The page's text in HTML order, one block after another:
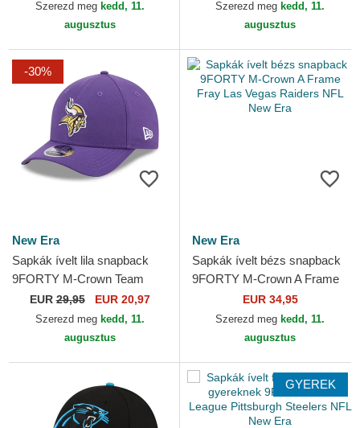
Szerezd meg kedd, 11.
augusztus
Szerezd meg kedd, 11.
augusztus
-30%
New Era
Sapkák ívelt lila snapback
9FORTY M-Crown Team
Minnesota Vikings NFL New
EUR29,95 EUR 20,97
Szerezd meg kedd, 11.
augusztus
New Era
Sapkák ívelt bézs snapback
9FORTY M-Crown A Frame
Fray Las Vegas Raiders NFL
New Era
EUR 34,95
Szerezd meg kedd, 11.
augusztus
GYEREK